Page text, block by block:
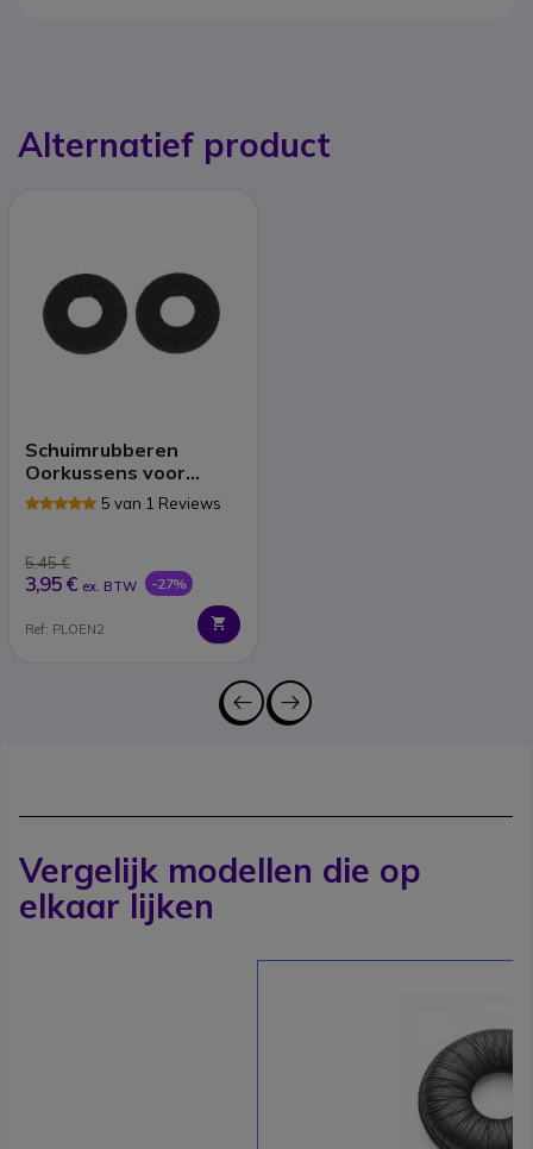
Alternatief product
Schuimrubberen
Oorkussens voor
Supra Plus / Entera /
Blackwire C600
5 van 1 Reviews
5,45 €
3,95 € ex. BTW -27%
Ref: PLOEN2
Vergelijk modellen die op
elkaar lijken